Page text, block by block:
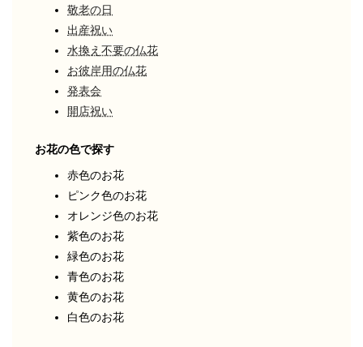
敬老の日
出産祝い
水換え不要の仏花
お彼岸用の仏花
発表会
開店祝い
お花の色で探す
赤色のお花
ピンク色のお花
オレンジ色のお花
紫色のお花
緑色のお花
青色のお花
黄色のお花
白色のお花